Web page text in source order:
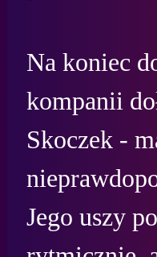
Na koniec
kompanii
Skoczek -
Jego uszy